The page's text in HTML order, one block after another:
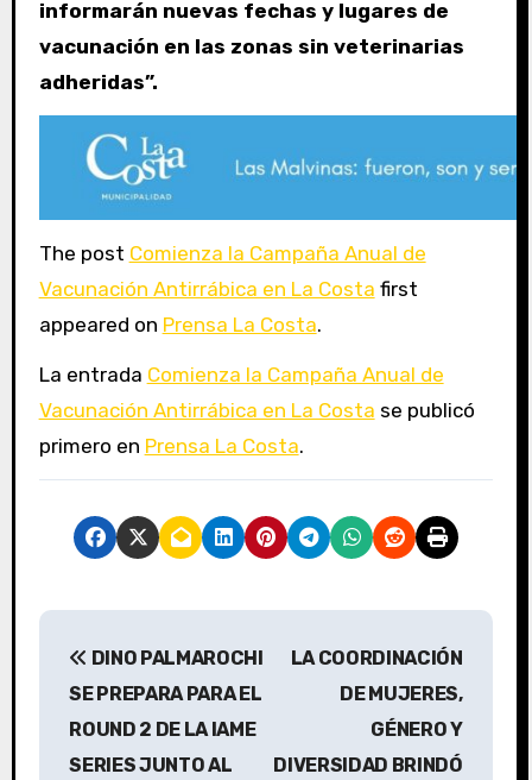
informarán nuevas fechas y lugares de
vacunación en las zonas sin veterinarias
adheridas”.
The post Comienza la Campaña Anual de
Vacunación Antirrábica en La Costa first
appeared on Prensa La Costa.
La entrada Comienza la Campaña Anual de
Vacunación Antirrábica en La Costa se publicó
primero en Prensa La Costa.
N
DINO PALMAROCHI
SE PREPARA PARA EL
ROUND 2 DE LA IAME
SERIES JUNTO AL
LA COORDINACIÓN
DE MUJERES,
GÉNERO Y
DIVERSIDAD BRINDÓ